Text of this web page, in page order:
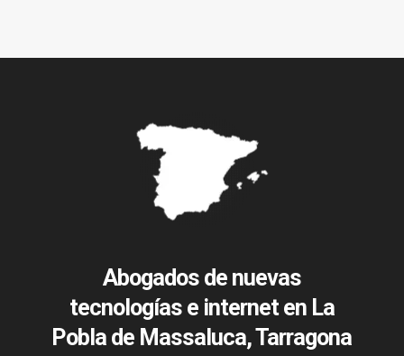
Abogados de nuevas
tecnologías e internet en La
Pobla de Massaluca, Tarragona